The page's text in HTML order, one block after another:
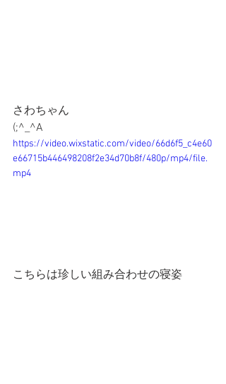
さわちゃん
(;^_^A
https://video.wixstatic.com/video/66d6f5_c4e60
e66715b446498208f2e34d70b8f/480p/mp4/file.
mp4
こちらは珍しい組み合わせの寝姿